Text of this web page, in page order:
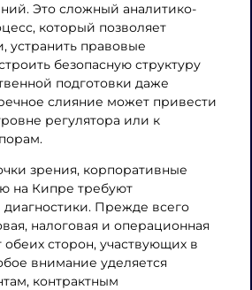
Это сложный аналитико-
который позволяет
устранить правовые
безопасную структуру
подготовки даже
слияние может привести
регулятора или к
зрения, корпоративные
на Кипре требуют
Прежде всего
налоговая и операционная
сторон, участвующих в
внимание уделяется
контрактным